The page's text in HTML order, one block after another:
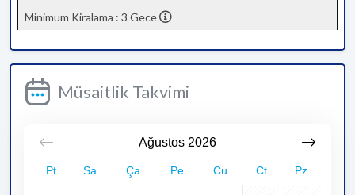
Minimum Kiralama : 3 Gece
Müsaitlik Takvimi
Ağustos 2026
Pt Sa Ça Pe Cu Ct Pz